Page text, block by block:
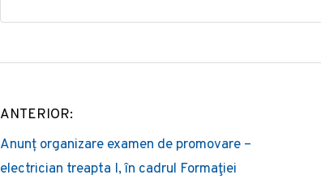
Post
navigation
ANTERIOR:
Anunț organizare examen de promovare –
electrician treapta I, în cadrul Formaţiei